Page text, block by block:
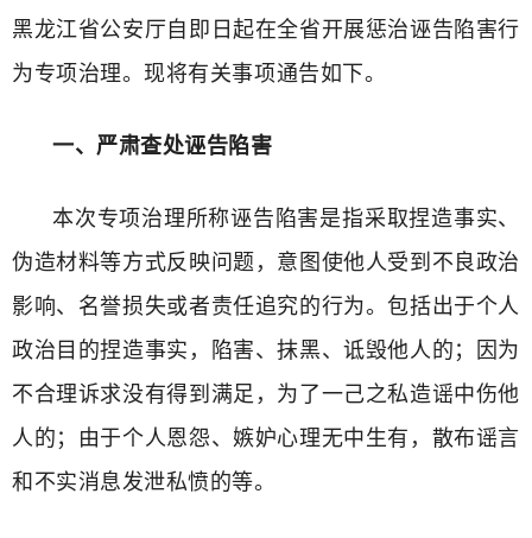
黑龙江省公安厅自即日起在全省开展惩治诬告陷害行
为专项治理。现将有关事项通告如下。
一、严肃查处诬告陷害
本次专项治理所称诬告陷害是指采取捏造事实、
伪造材料等方式反映问题，意图使他人受到不良政治
影响、名誉损失或者责任追究的行为。包括出于个人
政治目的捏造事实，陷害、抹黑、诋毁他人的；因为
不合理诉求没有得到满足，为了一己之私造谣中伤他
人的；由于个人恩怨、嫉妒心理无中生有，散布谣言
和不实消息发泄私愤的等。